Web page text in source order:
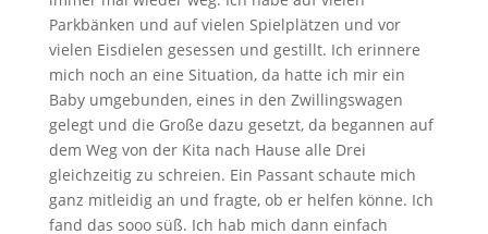
Parkbänken und auf vielen Spielplätzen und vor
vielen Eisdielen gesessen und gestillt. Ich erinnere
mich noch an eine Situation, da hatte ich mir ein
Baby umgebunden, eines in den Zwillingswagen
gelegt und die Große dazu gesetzt, da begannen auf
dem Weg von der Kita nach Hause alle Drei
gleichzeitig zu schreien. Ein Passant schaute mich
ganz mitleidig an und fragte, ob er helfen könne. Ich
fand das sooo süß. Ich hab mich dann einfach